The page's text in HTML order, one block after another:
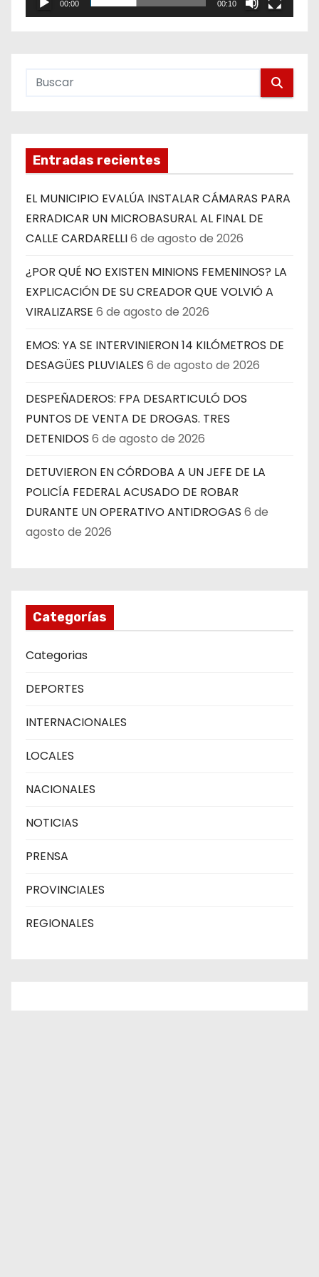
00:00 00:10
Entradas recientes
EL MUNICIPIO EVALÚA INSTALAR CÁMARAS PARA
ERRADICAR UN MICROBASURAL AL FINAL DE
CALLE CARDARELLI6 de agosto de 2026
¿POR QUÉ NO EXISTEN MINIONS FEMENINOS? LA
EXPLICACIÓN DE SU CREADOR QUE VOLVIÓ A
VIRALIZARSE 6 de agosto de 2026
EMOS: YA SE INTERVINIERON 14 KILÓMETROS DE
DESAGÜES PLUVIALES 6 de agosto de 2026
DESPEÑADEROS: FPA DESARTICULÓ DOS
PUNTOS DE VENTA DE DROGAS. TRES
DETENIDOS 6 de agosto de 2026
DETUVIERON EN CÓRDOBA A UN JEFE DE LA
POLICÍA FEDERAL ACUSADO DE ROBAR
DURANTE UN OPERATIVO ANTIDROGAS 6 de
agosto de 2026
Categorías
Categorias
DEPORTES
INTERNACIONALES
LOCALES
NACIONALES
NOTICIAS
PRENSA
PROVINCIALES
REGIONALES